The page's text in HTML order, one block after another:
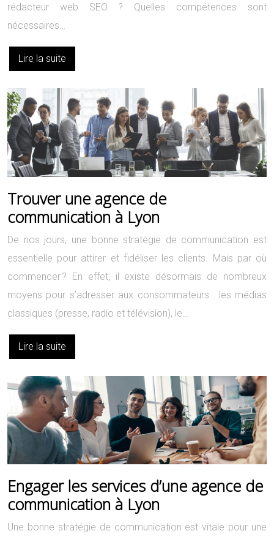
rédacteur web SEO ? Quelles compétences sont
nécessaires…
Lire la suite
Trouver une agence de
communication à Lyon
De nos jours, une bonne stratégie de communication est
essentielle pour attirer et fidéliser les clients. Mais par où
commencer ? En effet, il existe désormais de nombreux
moyens pour s’adresser aux consommateurs : les médias
classiques (presse, radio et télévision), le…
Lire la suite
Engager les services d’une agence de
communication à Lyon
Une bonne stratégie de communication est vitale pour une